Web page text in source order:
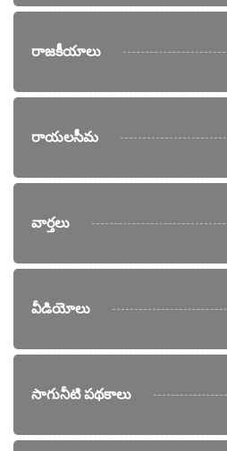
రాజకీయాలు
రాయలసీమ
వార్తలు
వీడియోలు
సాగునీటి పథకాలు